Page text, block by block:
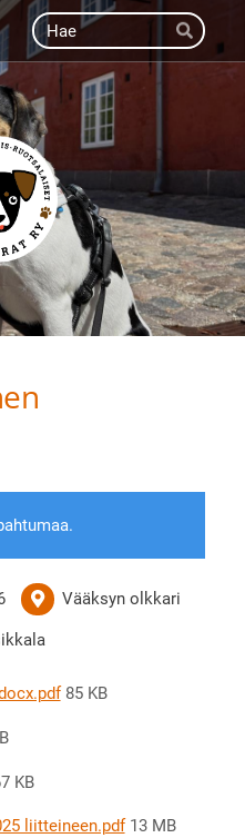
Haku
Hae
Tanskalais-
Vääksyn olkkari
85 KB
KB
liitteineen.pdf 13 MB